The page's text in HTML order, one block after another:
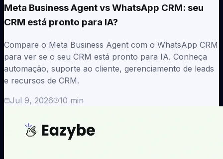
Meta Business Agent vs WhatsApp CRM: seu
CRM está pronto para IA?
Compare o Meta Business Agent com o WhatsApp CRM
para ver se o seu CRM está pronto para IA. Conheça
automação, suporte ao cliente, gerenciamento de leads
e recursos de CRM.
Jul 9, 2026
10 min